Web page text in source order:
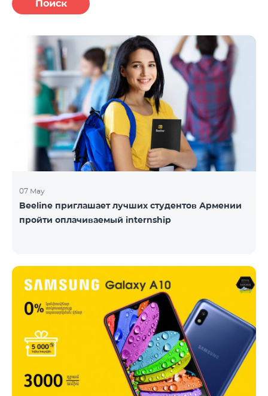
Поиск
07 May
Beeline приглашает лучших студентов Армении
пройти оплачиваемый internship